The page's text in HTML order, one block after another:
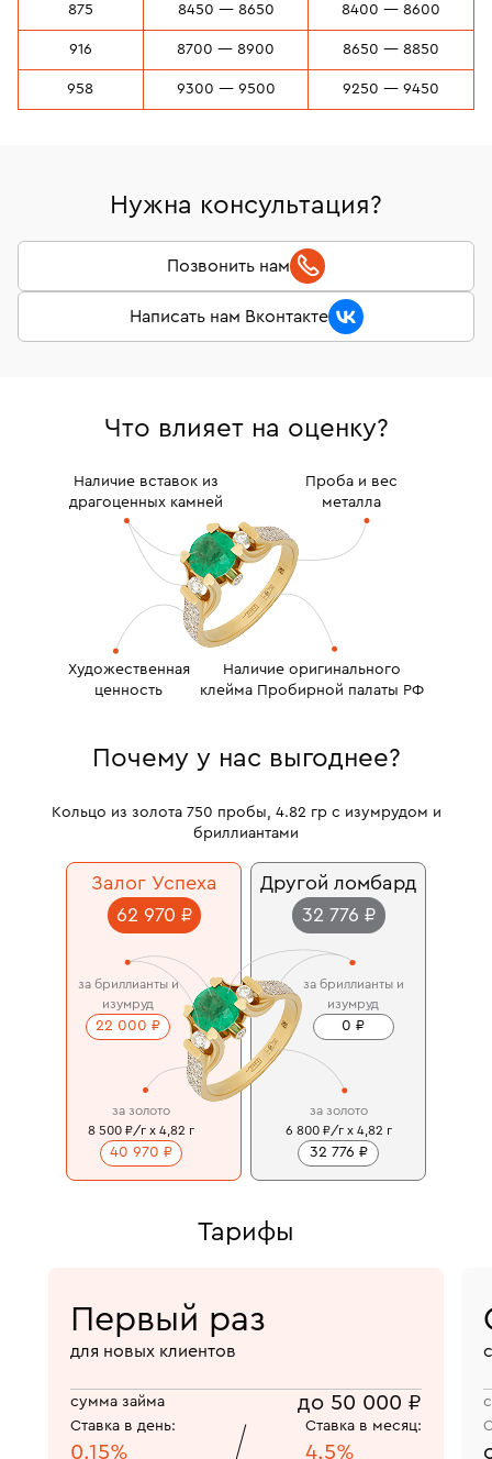
875 8450 — 8650 8400 — 8600
916 8700 — 8900 8650 — 8850
958 9300 — 9500 9250 — 9450
Нужна консультация?
Позвонить нам
Написать нам Вконтакте
Что влияет на оценку?
Наличие вставок из
драгоценных камней
Проба и вес
металла
Художественная
ценность
Наличие оригинального
клейма Пробирной палаты РФ
Почему у нас выгоднее?
Кольцо из золота 750 пробы, 4.82 гр с изумрудом и
бриллиантами
Залог Успеха
62 970 ₽
Другой ломбард
32 776 ₽
за бриллианты и
изумруд
22 000 ₽
за бриллианты и
изумруд
0 ₽
за золото
8 500 ₽/г x 4,82 г
40 970 ₽
за золото
6 800 ₽/г x 4,82 г
32 776 ₽
Тарифы
Первый раз
для новых клиентов
сумма займа до 50 000 ₽
Ставка в день:
0.15%
Ставка в месяц:
4.5%